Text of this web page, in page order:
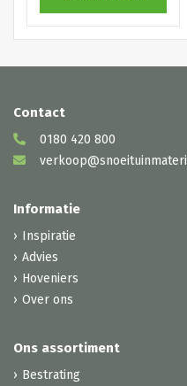
Contact
0180 420 800
Informatie
Inspiratie
Advies
Hoveniers
Over ons
Ons assortiment
Bestrating